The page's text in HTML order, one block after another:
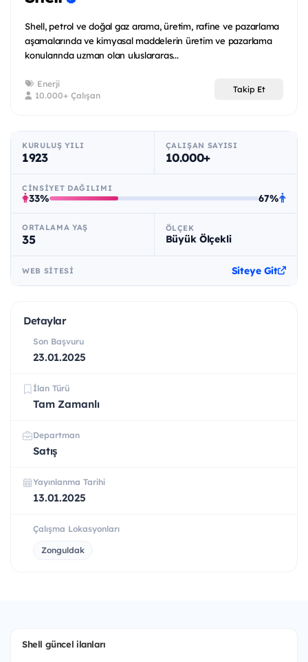
Shell, petrol ve doğal gaz arama, üretim, rafine ve pazarlama
aşamalarında ve kimyasal maddelerin üretim ve pazarlama
konularında uzman olan uluslararas...
Enerji
10.000+ Çalışan
Takip Et
KURULUŞ YILI
1923
ÇALIŞAN SAYISI
10.000+
CINSIYET DAĞILIMI
33% 67%
ORTALAMA YAŞ
35
ÖLÇEK
Büyük Ölçekli
WEB SITESI Siteye Git
Detaylar
Son Başvuru
23.01.2025
İlan Türü
Tam Zamanlı
Departman
Satış
Yayınlanma Tarihi
13.01.2025
Çalışma Lokasyonları
Zonguldak
Shell güncel ilanları